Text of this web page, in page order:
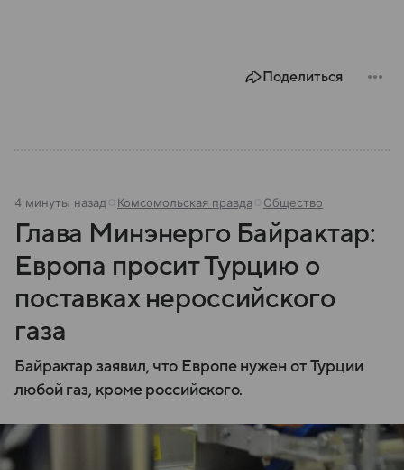
Поделиться
4 минуты назад Комсомольская правда Общество
Глава Минэнерго Байрактар:
Европа просит Турцию о
поставках нероссийского
газа
Байрактар заявил, что Европе нужен от Турции
любой газ, кроме российского.